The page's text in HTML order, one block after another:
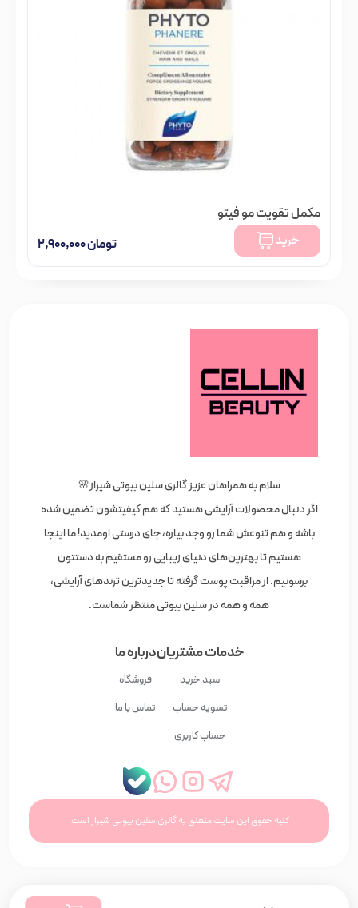
مکمل تقویت مو فیتو
تومان
خرید
سلام به همراهان عزیز گالری سلین بیوتی شیراز🌸
اگر دنبال محصولات آرایشی هستید که هم کیفیتشون تضمین شده
باشه و هم تنوعش شما رو وجد بیاره، جای درستی اومدید! ما اینجا
هستیم تا بهترین‌های دنیای زیبایی رو مستقیم به دستتون
برسونیم. از مراقبت پوست گرفته تا جدیدترین ترندهای آرایشی،
همه و همه در سلین بیوتی منتظر شماست.
خدمات مشتریان
سبد خرید
تسویه حساب
حساب کاربری
درباره ما
فروشگاه
تماس با ما
کلیه حقوق این سایت متعلق به گالری سلین بیوتی شیراز است.